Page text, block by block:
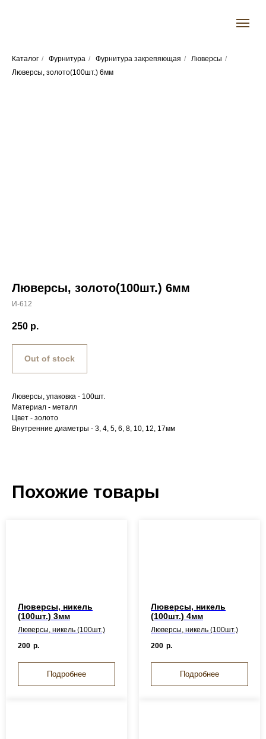
Каталог / Фурнитура / Фурнитура закрепяющая / Люверсы /
Люверсы, золото(100шт.) 6мм
Люверсы, золото(100шт.) 6мм
И-612
250 р.
Out of stock
Люверсы, упаковка - 100шт.
Материал - металл
Цвет - золото
Внутренние диаметры - 3, 4, 5, 6, 8, 10, 12, 17мм
Похожие товары
Люверсы, никель
(100шт.) 3мм
Люверсы, никель (100шт.)
200 р.
Подробнее
Люверсы, никель
(100шт.) 4мм
Люверсы, никель (100шт.)
200 р.
Подробнее